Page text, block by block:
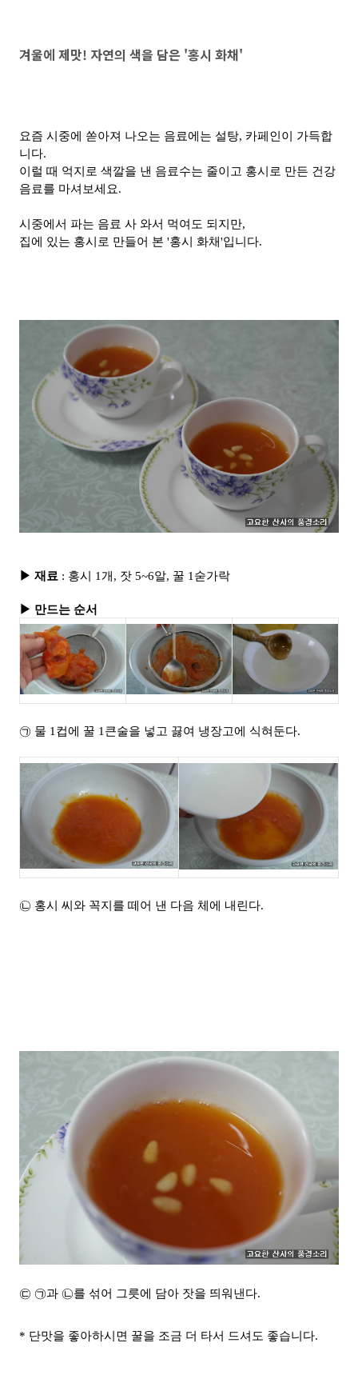
겨울에 제맛! 자연의 색을 담은 '홍시 화채'
요즘 시중에 쏟아져 나오는 음료에는 설탕, 카페인이 가득합
니다.
이럴 때 억지로 색깔을 낸 음료수는 줄이고 홍시로 만든 건강
음료를 마셔보세요.
시중에서 파는 음료 사 와서 먹여도 되지만,
집에 있는 홍시로 만들어 본 '홍시 화채'입니다.
▶ 재료 : 홍시 1개, 잣 5~6알, 꿀 1숟가락
▶ 만드는 순서
㉠ 물 1컵에 꿀 1큰술을 넣고 끓여 냉장고에 식혀둔다.
㉡ 홍시 씨와 꼭지를 떼어 낸 다음 체에 내린다.
㉢ ㉠과 ㉡를 섞어 그릇에 담아 잣을 띄워낸다.
* 단맛을 좋아하시면 꿀을 조금 더 타서 드셔도 좋습니다.